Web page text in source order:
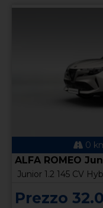
0
ALFA ROMEO
Junior 1.2 145 CV
Prezzo